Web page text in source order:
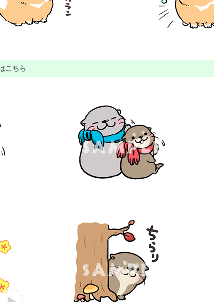
こちら